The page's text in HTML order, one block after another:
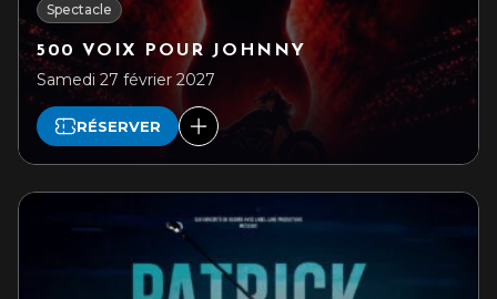
Spectacle
500 VOIX POUR JOHNNY
Samedi 27 février 2027
RÉSERVER